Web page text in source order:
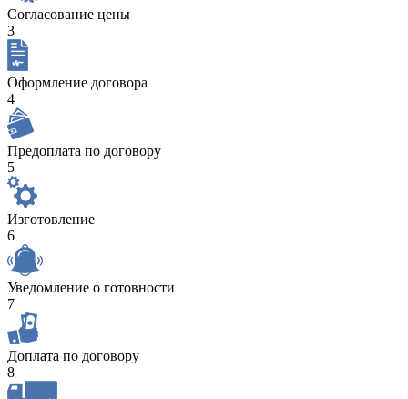
Согласование цены
3
Оформление договора
4
Предоплата по договору
5
Изготовление
6
Уведомление о готовности
7
Доплата по договору
8